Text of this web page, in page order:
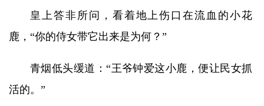
皇上答非所问，看着地上伤口在流血的小花
鹿，“你的侍女带它出来是为何？”
青烟低头缓道：“王爷钟爱这小鹿，便让民女抓
活的。”